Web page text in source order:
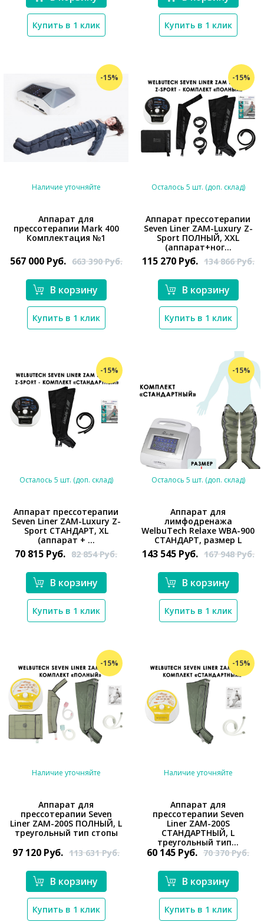
Купить в 1 клик Купить в 1 клик
-15%
*}
Наличие уточняйте
Аппарат для
прессотерапии Mark 400
Комплектация №1
567 000 Руб. 663 390Руб.
В корзину
Купить в 1 клик
-15%
*}
Осталось 5 шт. (доп. склад)
Аппарат прессотерапии
Seven Liner ZAM-Luxury Z-
Sport ПОЛНЫЙ, XXL
(аппарат+ног...
115 270 Руб. 134 866Руб.
В корзину
Купить в 1 клик
-15%
*}
Осталось 5 шт. (доп. склад)
Аппарат прессотерапии
Seven Liner ZAM-Luxury Z-
Sport СТАНДАРТ, XL
(аппарат + ...
70 815 Руб. 82 854Руб.
В корзину
Купить в 1 клик
-15%
*}
Осталось 5 шт. (доп. склад)
Аппарат для
лимфодренажа
WelbuTech Relaxe WBA-900
СТАНДАРТ, размер L
143 545 Руб. 167 948Руб.
В корзину
Купить в 1 клик
-15%
*}
Наличие уточняйте
Аппарат для
прессотерапии Seven
Liner ZAM-200S ПОЛНЫЙ, L
треугольный тип стопы
97 120 Руб. 113 631Руб.
В корзину
Купить в 1 клик
-15%
*}
Наличие уточняйте
Аппарат для
прессотерапии Seven
Liner ZAM-200S
СТАНДАРТНЫЙ, L
треугольный тип...
60 145 Руб. 70 370Руб.
В корзину
Купить в 1 клик